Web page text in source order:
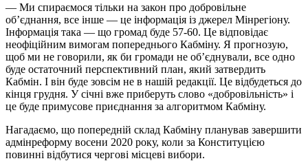
— Ми спираємося тільки на закон про добровільне
об’єднання, все інше — це інформація із джерел Мінрегіону.
Інформація така — що громад буде 57-60. Це відповідає
неофіційним вимогам попереднього Кабміну. Я прогнозую,
щоб ми не говорили, як би громади не об’єднували, все одно
буде остаточний перспективний план, який затвердить
Кабмін. І він буде зовсім не в нашій редакції. Це відбудеться до
кінця грудня. У січні вже приберуть слово «добровільність» і
це буде примусове приєднання за алгоритмом Кабміну.
Нагадаємо, що попередній склад Кабміну планував завершити
адмінреформу восени 2020 року, коли за Конституцією
повинні відбутися чергові місцеві вибори.